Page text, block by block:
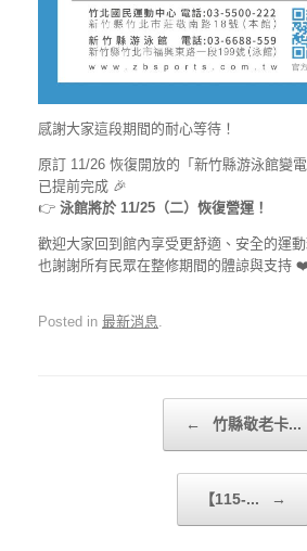
感謝大家這段期間的耐心等待！
原訂 11/26 恢復開放的「新竹縣游泳館變
已提前完成 🎉
👉 泳館將於 11/25（二）恢復營運！
歡迎大家回到館內享受更舒適、安全的運動
也謝謝所有民眾在整修期間的體諒與支持
Posted in 最新消息.
← 竹縣敬老卡...
【115-... →